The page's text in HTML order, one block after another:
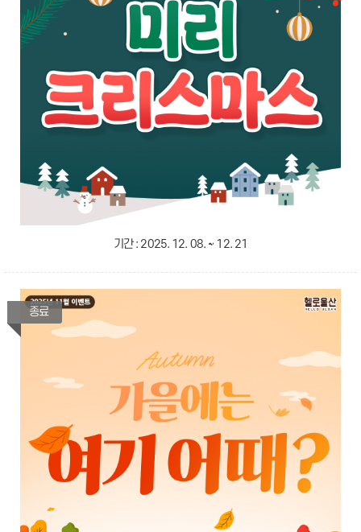
기간 : 2025. 12. 08. ~ 12. 21
종료